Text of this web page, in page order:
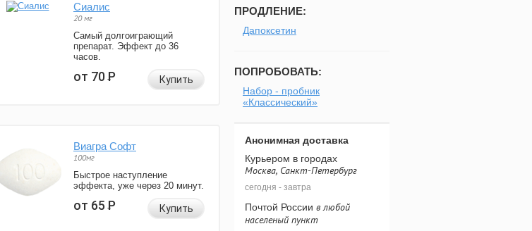
Сиалис
20 мг
Самый долгоиграющий
препарат. Эффект до 36
часов.
от 70Р Купить
Виагра Софт
100мг
Быстрое наступление
эффекта, уже через 20 минут.
от 65Р Купить
ПРОДЛЕНИЕ:
Дапоксетин
ПОПРОБОВАТЬ:
Набор - пробник
«Классический»
Анонимная доставка
Курьером в городах
Москва, Санкт-Петербург
сегодня - завтра
Почтой России в любой
населеный пункт